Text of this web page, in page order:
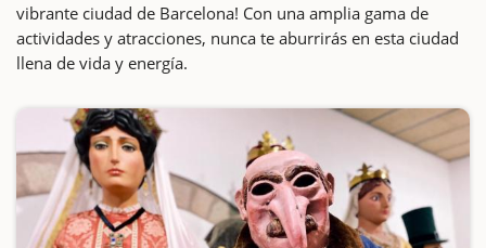
vibrante ciudad de Barcelona! Con una amplia gama de
actividades y atracciones, nunca te aburrirás en esta ciudad
llena de vida y energía.